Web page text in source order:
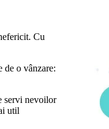
Cu
de o vânzare:
servi nevoilor
util